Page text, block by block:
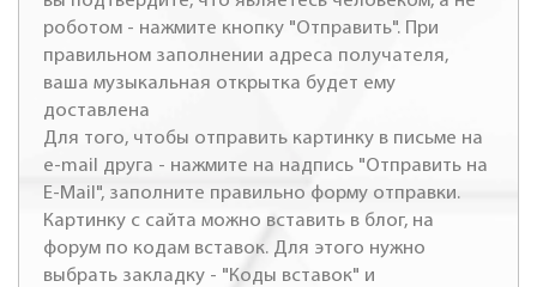
роботом - нажмите кнопку "Отправить". При
правильном заполнении адреса получателя,
ваша музыкальная открытка будет ему
доставлена
Для того, чтобы отправить картинку в письме на
e-mail друга - нажмите на надпись "Отправить на
E-Mail", заполните правильно форму отправки.
Картинку с сайта можно вставить в блог, на
форум по кодам вставок. Для этого нужно
выбрать закладку - "Коды вставок" и